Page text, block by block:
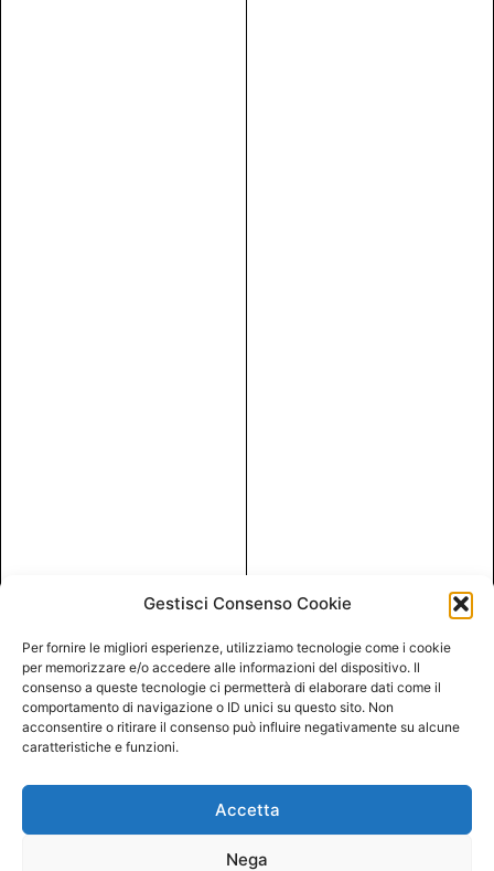
Gestisci Consenso Cookie
Per fornire le migliori esperienze, utilizziamo tecnologie come i cookie
per memorizzare e/o accedere alle informazioni del dispositivo. Il
consenso a queste tecnologie ci permetterà di elaborare dati come il
comportamento di navigazione o ID unici su questo sito. Non
acconsentire o ritirare il consenso può influire negativamente su alcune
caratteristiche e funzioni.
Accetta
Nega